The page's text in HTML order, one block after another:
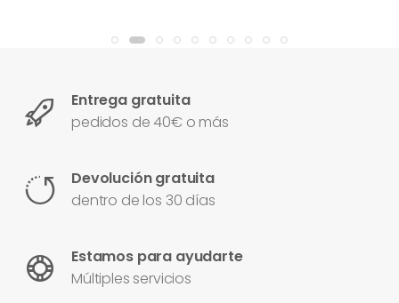
Entrega gratuita
pedidos de 40€ o más
Devolución gratuita
dentro de los 30 días
Estamos para ayudarte
Múltiples servicios